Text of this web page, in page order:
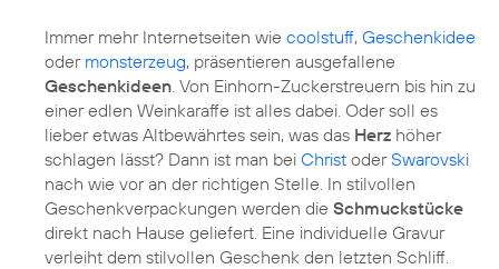
Immer mehr Internetseiten wie coolstuff, Geschenkidee
oder monsterzeug, präsentieren ausgefallene
Geschenkideen . Von Einhorn-Zuckerstreuern bis hin zu
einer edlen Weinkaraffe ist alles dabei. Oder soll es
lieber etwas Altbewährtes sein, was das Herz höher
schlagen lässt? Dann ist man bei Christ oderSwarovski
nach wie vor an der richtigen Stelle. In stilvollen
Geschenkverpackungen werden die Schmuckstücke
direkt nach Hause geliefert. Eine individuelle Gravur
verleiht dem stilvollen Geschenk den letzten Schliff.